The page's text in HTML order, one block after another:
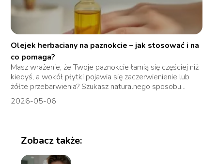
Olejek herbaciany na paznokcie – jak stosować i na
co pomaga?
Masz wrażenie, że Twoje paznokcie łamią się częściej niż
kiedyś, a wokół płytki pojawia się zaczerwienienie lub
żółte przebarwienia? Szukasz naturalnego sposobu...
2026-05-06
Zobacz także: